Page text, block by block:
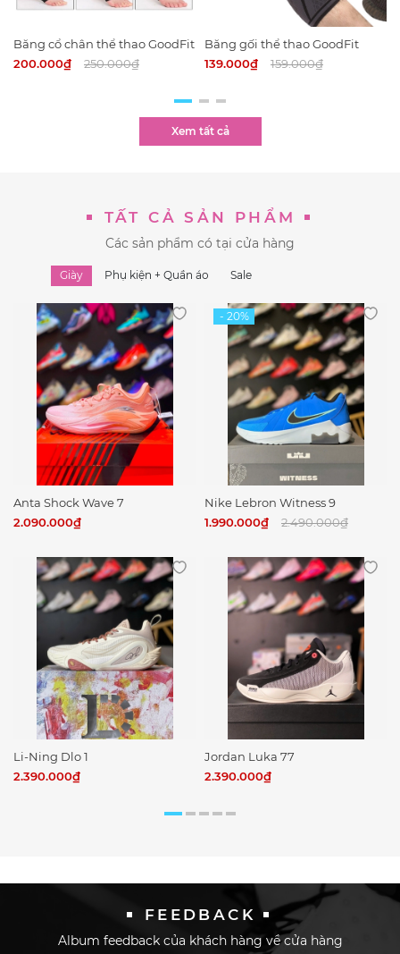
Băng cổ chân thể thao GoodFit
614A (CẶP)
200.000₫ 250.000₫
Băng gối thể thao GoodFit
518K (CẶP)
139.000₫ 159.000₫
Xem tất cả
TẤT CẢ SẢN PHẨM
Các sản phẩm có tại cửa hàng
Giày Phụ kiện + Quần áo Sale
Anta Shock Wave 7
2.090.000₫
Nike Lebron Witness 9
1.990.000₫
2.490.000₫
Li-Ning Dlo 1
2.390.000₫
Jordan Luka 77
2.390.000₫
FEEDBACK
Album feedback của khách hàng về cửa hàng